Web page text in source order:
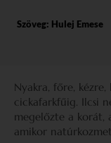
Szöveg: Hulej Emese
Nyakra, főre,
cickafarkfűig. Ilcsi
megelőzte a korát,
amikor